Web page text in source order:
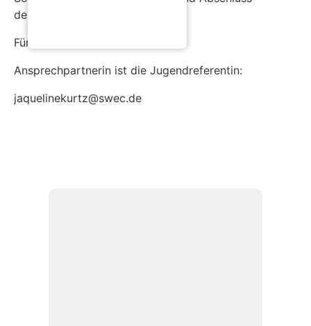
der Bautage
Für Kinder der 2.-6. Klasse.
Ansprechpartnerin ist die Jugendreferentin:
jaquelinekurtz@swec.de